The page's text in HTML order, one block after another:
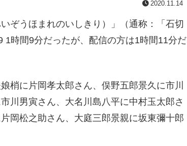
2020.11.14
ぞうほまれのいしきり）」（通称：「石切
時間9分だったが、配信の方は1時間11分だ
梢に片岡孝太郎さん、俣野五郎景久に市川
川男寅さん、大名川島八平に中村玉太郎さ
岡松之助さん、大庭三郎景親に坂東彌十郎